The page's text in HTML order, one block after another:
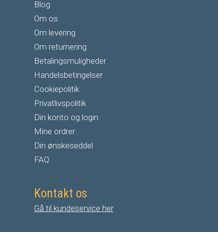
Blog
Om os
Om levering
Om returnering
Betalingsmuligheder
Handelsbetingelser
Cookiepolitik
Privatlivspolitik
Din konto og login
Mine ordrer
Din ønskeseddel
FAQ
Kontakt os
Gå til kundeservice her